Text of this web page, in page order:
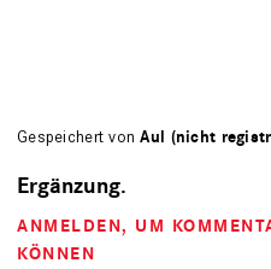
Gespeichert vonAul (nicht
Ergänzung.
ANMELDEN, UM
KÖNNEN